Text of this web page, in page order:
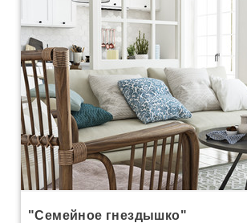
"Семейное гнездышко"